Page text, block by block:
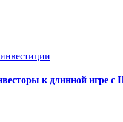
к длинной игре с